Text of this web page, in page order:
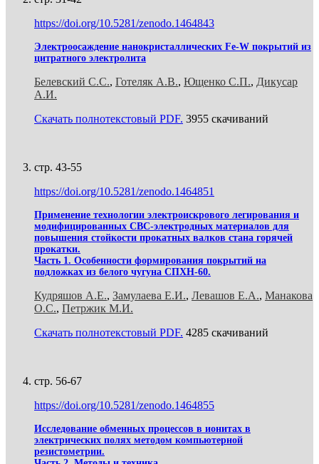
https://doi.org/10.5281/zenodo.1464843
Электроосаждение нанокристаллических Fe-W покрытий из
цитратного электролита
Белевский С.С., Готеляк А.В., Ющенко С.П., Дикусар
А.И.
Скачать полнотекстовый PDF. 3955 скачиваний
стр. 43-55
https://doi.org/10.5281/zenodo.1464851
Применение технологии электроискрового легирования и
модифицированных СВС-электродных материалов для
повышения стойкости прокатных валков стана горячей
прокатки.
Часть 1. Особенности формирования покрытий на
подложках из белого чугуна СПХН-60.
Кудряшов А.Е., Замулаева Е.И., Левашов Е.А., Манакова
О.С., Петржик М.И.
Скачать полнотекстовый PDF. 4285 скачиваний
стр. 56-67
https://doi.org/10.5281/zenodo.1464855
Исследование обменных процессов в ионитах в
электрических полях методом компьютерной
резистометрии.